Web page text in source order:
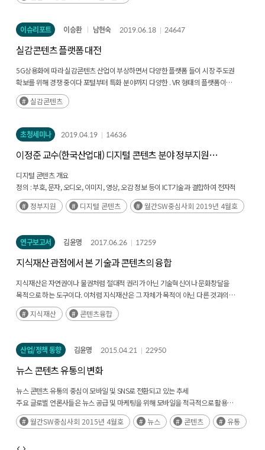
이슈리포트 이승환 남현숙 2019.06.18 24647
실감콘텐츠 플랫폼 대전
5G상용화에 따라 실감콘텐츠 산업이 부상하면서 다양한 플랫폼 들이 시장 주도권
확보를 위해 경쟁 중이다 포털부터 특화 분야까지 다양한 . VR 형태의 플랫폼이
운영되고 있는 상황이다(후략)
실감콘텐츠
초청세미나 2019.04.19 14636
이정준 교수(한국산업대) 디지털 콘텐츠 분야 정부지원
개선 방향
디지털 콘텐츠 개요
정의 : 부호, 문자, 오디오, 이미지, 영상, 오감 정보 등이 ICT기술과 결합하여 전자적
형태로 표현된 자료, 정보, 지식, 데이터베이스와 관련하여 서비스 혹은 제품의 형태로
기획, 제작/생산, 활용하는 데 필요한 SW, HW 및 제작 결과물
정부지원 디지털 콘텐츠 월간SW중심사회 2019년 4월호
연구보고서 김윤명 2017.06.26 17259
지식재산 관점에서 본 기술과 콘텐츠의 융합
지식재산은 자연권이나 물권처럼 절대적 권리가 아닌 기술혁신이나 문화창달을
목적으로 하는 도구이다. 이처럼 지식재산은 그 자체가 목적이 아닌 다른 것과의
관계에서 그 효과가 나타나는 매개체적 역할을 하기도 한다. 이러한 면에서 인류에게
지식재산을 통한 기술 발전은 신세계를 기대하는 매력이 있다. (후략)
지식재산 콘텐츠융합
산업/정책 동향 김윤명 2015.04.21 22950
뉴스 콘텐츠 유통의 변화
뉴스 콘텐츠 유통의 중심이 모바일 및 SNS로 전환되고 있는 추세
주요 글로벌 언론사들은 뉴스 공급 및 마케팅을 위해 모바일을 적극적으로 활용
페이스북, 스냅챗 등 SNS 전문기업들이 뉴스 유통 사업을 추진 중이며, 새로 떠오르는
미디어 기업들도 모바일 및 SNS를 적극적으로 활용
월간SW중심사회 2015년 4월호 뉴스 콘텐츠 유통